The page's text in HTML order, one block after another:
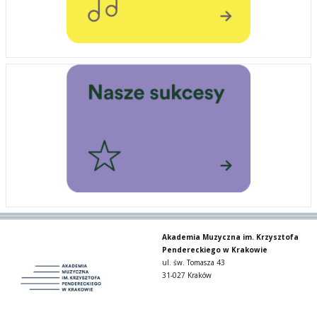
Akademia Muzyczna im. Krzysztofa
Pendereckiego w Krakowie
ul. św. Tomasza 43
31-027 Kraków